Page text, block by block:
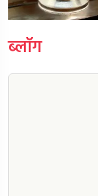
ब्लॉग